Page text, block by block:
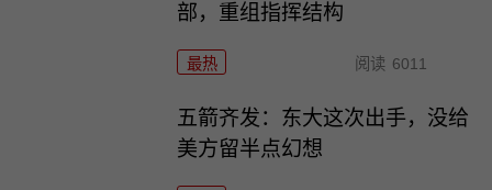
部，重组指挥结构
最热 阅读 6011
五箭齐发：东大这次出手，没给
美方留半点幻想